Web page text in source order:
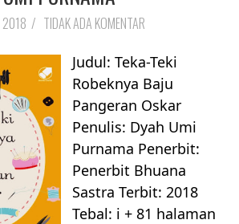
2018 / TIDAK ADA KOMENTAR
Judul: Teka-Teki
Robeknya Baju
Pangeran Oskar
Penulis: Dyah Umi
Purnama Penerbit:
Penerbit Bhuana
Sastra Terbit: 2018
Tebal: i + 81 halaman